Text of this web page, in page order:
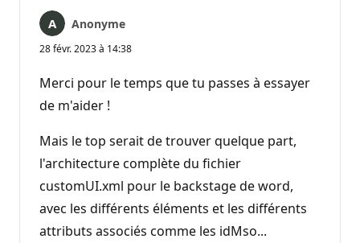
Anonyme
28 févr. 2023 à 14:38
Merci pour le temps que tu passes à essayer
de m'aider !
Mais le top serait de trouver quelque part,
l'architecture complète du fichier
customUI.xml pour le backstage de word,
avec les différents éléments et les différents
attributs associés comme les idMso...